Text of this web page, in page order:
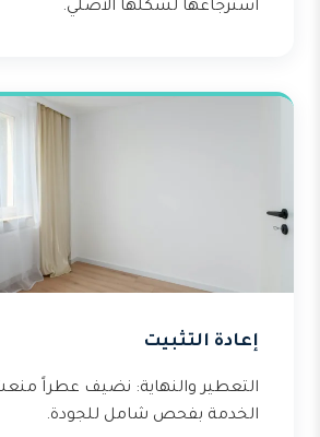
استرجاعها لشكلها الأصلي.
إعادة التثبيت
التعطير والنهاية: نضيف عطراً
الخدمة بفحص شامل للجودة.